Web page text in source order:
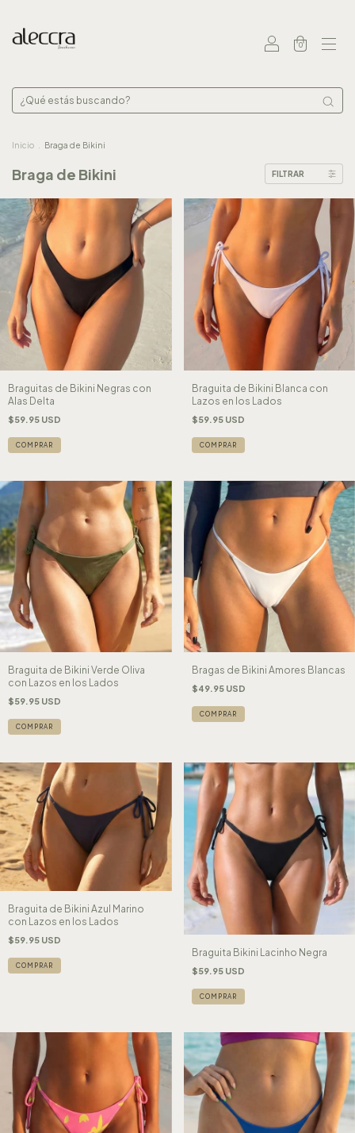
0
Inicio Braga de Bikini
Braga de Bikini FILTRAR
Braguitas de Bikini Negras con
Alas Delta
$59.95 USD
COMPRAR
Braguita de Bikini Blanca con
Lazos en los Lados
$59.95 USD
COMPRAR
Braguita de Bikini Verde Oliva
con Lazos en los Lados
$59.95 USD
COMPRAR
Bragas de Bikini Amores Blancas
$49.95 USD
COMPRAR
Braguita de Bikini Azul Marino
con Lazos en los Lados
$59.95 USD
COMPRAR
Braguita Bikini Lacinho Negra
$59.95 USD
COMPRAR